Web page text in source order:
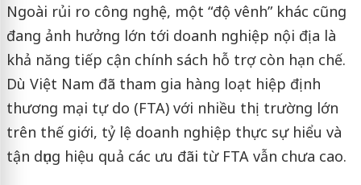
Ngoài rủi ro công nghệ, một “độ vênh” khác cũng
đang ảnh hưởng lớn tới doanh nghiệp nội địa là
khả năng tiếp cận chính sách hỗ trợ còn hạn chế.
Dù Việt Nam đã tham gia hàng loạt hiệp định
thương mại tự do (FTA) với nhiều thị trường lớn
trên thế giới, tỷ lệ doanh nghiệp thực sự hiểu và
tận dụng hiệu quả các ưu đãi từ FTA vẫn chưa cao.